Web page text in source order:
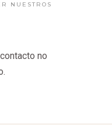
NUESTROS
no